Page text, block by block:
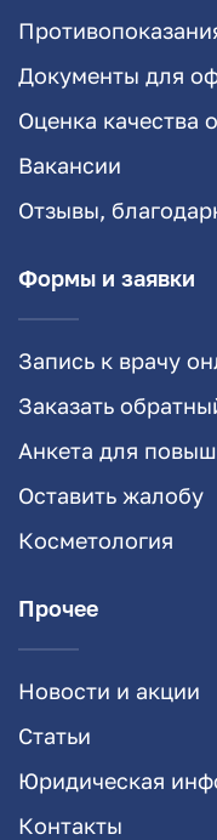
Документы для
Оценка качества
Вакансии
Отзывы,
Формы и заявки
Запись к врачу
Заказать
Анкета для
Оставить жалобу
Косметология
Прочее
Новости и акции
Статьи
Юридическая
Контакты